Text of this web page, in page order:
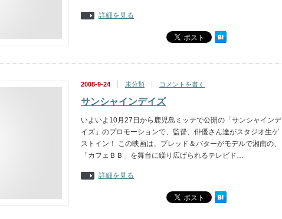
詳細を見る
2008-9-24 未分類 コメントを書く
サンシャインデイズ
いよいよ10月27日から鹿児島ミッテで公開の「サンシャインデ
イズ」のプロモーションで、監督、俳優さん達がスタジオ生ゲ
ストイン！ この映画は、ブレッド＆バターがモデルで湘南の、
「カフェＢＢ」を舞台に繰り広げられるテレビド…
詳細を見る